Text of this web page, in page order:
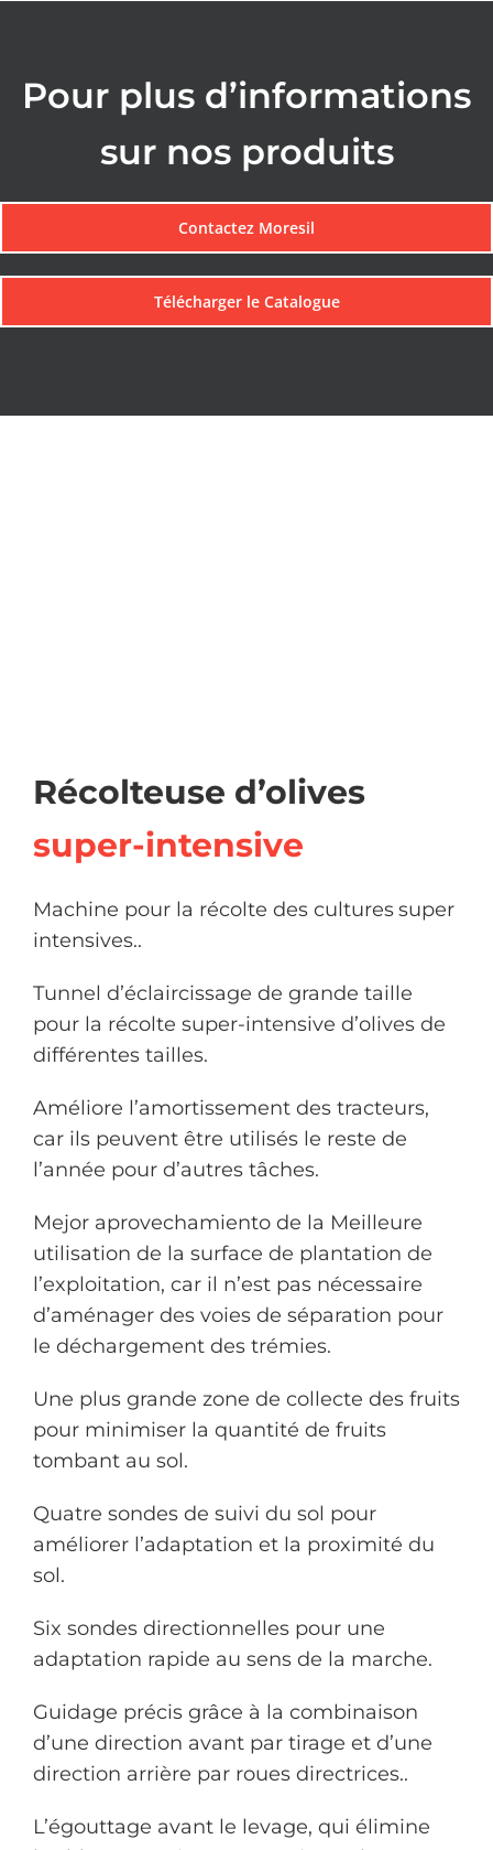
Pour plus d’informations
sur nos produits
Contactez Moresil
Télécharger le Catalogue
Récolteuse d’olives
super-intensive
Machine pour la récolte des culturessuper
intensives..
Tunnel d’éclaircissage de grande taille
pour la récolte super-intensive d’olives de
différentes tailles.
Améliore l’amortissement des tracteurs,
car ils peuvent être utilisés le reste de
l’année pour d’autres tâches.
Mejor aprovechamiento de la Meilleure
utilisation de la surface de plantation de
l’exploitation, car il n’est pas nécessaire
d’aménager des voies de séparation pour
le déchargement des trémies.
Une plus grande zone de collecte des fruits
pour minimiser la quantité de fruits
tombant au sol.
Quatre sondes de suivi du sol pour
améliorer l’adaptation et la proximité du
sol.
Six sondes directionnelles pour une
adaptation rapide au sens de la marche.
Guidage précis grâce à la combinaison
d’une direction avant par tirage et d’une
direction arrière par roues directrices..
L’égouttage avant le levage, qui élimine